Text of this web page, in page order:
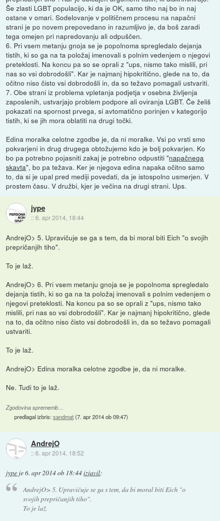
Še zlasti LGBT populacijo, ki da je OK, samo tiho naj bo in naj
ostane v omari. Sodelovanje v političnem procesu na napačni
strani je po novem prepovedano in razumljivo je, da boš zaradi
tega omejen pri napredovanju ali odpuščen.
6. Pri vsem metanju gnoja se je popolnoma spregledalo dejanja
tistih, ki so ga na ta položaj imenovali s polnim vedenjem o njegovi
preteklosti. Na koncu pa so se oprali z "ups, nismo tako mislili, pri
nas so vsi dobrodošli". Kar je najmanj hipokritično, glede na to, da
očitno niso čisto vsi dobrodošli in, da so težavo pomagali ustvariti.
7. Obe strani iz problema vpletanja podjetja v osebna življenja
zaposlenih, ustvarjajo problem podpore ali oviranja LGBT. Če želiš
pokazati na spornost prvega, si avtomatično porinjen v kategorijo
tistih, ki se jih mora oblatiti na drugi točki.
Edina moralka celotne zgodbe je, da ni moralke. Vsi po vrsti smo
pokvarjeni in drug drugega obtožujemo kdo je bolj pokvarjen. Ko
bo pa potrebno pojasniti zakaj je potrebno odpustiti "napačnega
skavta", bo pa težava. Ker je njegova edina napaka očitno samo
to, da si je upal pred mediji povedati, da je istospolno usmerjen. V
prostem času. V družbi, kjer je večina na drugi strani. Ups.
jype
::6. apr 2014, 18:44
AndrejO> 5. Upravičuje se ga s tem, da bi moral biti Eich "o svojih
prepričanjih tiho".
To je laž.
AndrejO> 6. Pri vsem metanju gnoja se je popolnoma spregledalo
dejanja tistih, ki so ga na ta položaj imenovali s polnim vedenjem o
njegovi preteklosti. Na koncu pa so se oprali z "ups, nismo tako
mislili, pri nas so vsi dobrodošli". Kar je najmanj hipokritično, glede
na to, da očitno niso čisto vsi dobrodošli in, da so težavo pomagali
ustvariti.
To je laž.
AndrejO> Edina moralka celotne zgodbe je, da ni moralke.
Ne. Tudi to je laž.
Zgodovina sprememb…
predlagal izbris:sandmat(7. apr 2014 ob 09:47)
AndrejO
::6. apr 2014, 18:52
jype je6. apr 2014 ob 18:44izjavil:
AndrejO> 5. Upravičuje se ga s tem, da bi moral biti Eich "o
svojih prepričanjih tiho".
To je laž.